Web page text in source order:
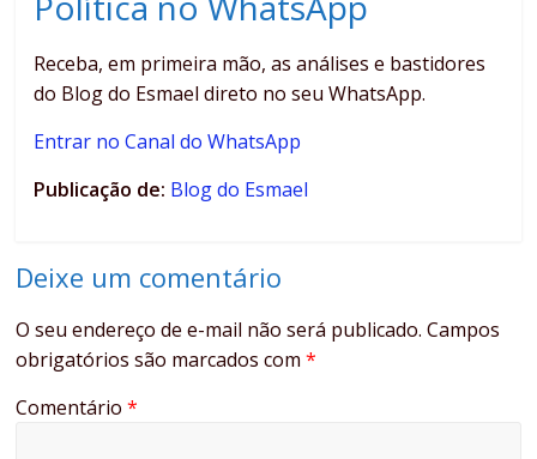
Receba, em primeira mão, as análises e bastidores
do Blog do Esmael direto no seu WhatsApp.
Entrar no Canal do WhatsApp
Publicação de: Blog do Esmael
Deixe um comentário
O seu endereço de e-mail não será publicado. Campos
obrigatórios são marcados com*
Comentário*